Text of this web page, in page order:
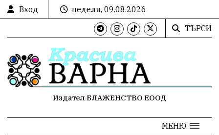
Вход
неделя, 09.08.2026
ТЪРСИ
Издател БЛАЖЕНСТВО ЕООД
МЕНЮ